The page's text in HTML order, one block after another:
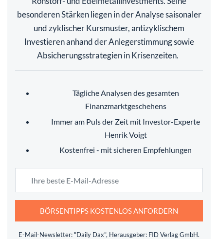
besonderen Stärken liegen in der Analyse saisonaler
und zyklischer Kursmuster, antizyklischem
Investieren anhand der Anlegerstimmung sowie
Absicherungsstrategien in Krisenzeiten.
Tägliche Analysen des gesamten
Finanzmarktgeschehens
Immer am Puls der Zeit mit Investor-Experte
Henrik Voigt
Kostenfrei - mit sicheren Empfehlungen
BÖRSENTIPPS KOSTENLOS ANFORDERN
E-Mail-Newsletter: "Daily Dax", Herausgeber: FID Verlag GmbH.